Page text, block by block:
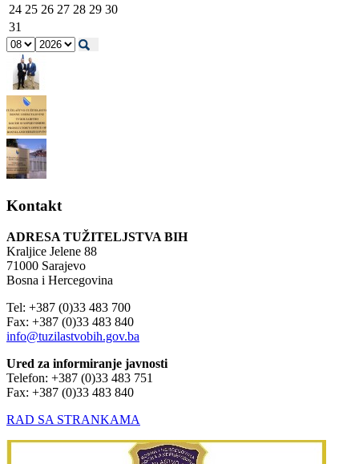
24 25 26 27 28 29 30
31
Kontakt
ADRESA TUŽITELJSTVA BIH
Kraljice Jelene 88
71000 Sarajevo
Bosna i Hercegovina
Tel: +387 (0)33 483 700
Fax: +387 (0)33 483 840
info@tuzilastvobih.gov.ba
Ured za informiranje javnosti
Telefon: +387 (0)33 483 751
Fax: +387 (0)33 483 840
RAD SA STRANKAMA